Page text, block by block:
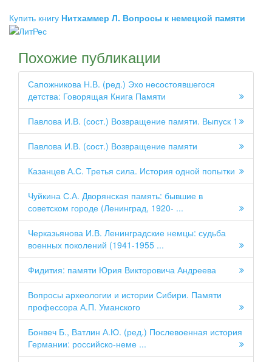
Купить книгу Нитхаммер Л. Вопросы к немецкой памяти
Похожие публикации
Сапожникова Н.В. (ред.) Эхо несостоявшегося
детства: Говорящая Книга Памяти
Павлова И.В. (сост.) Возвращение памяти. Выпуск 1
Павлова И.В. (сост.) Возвращение памяти
Казанцев А.С. Третья сила. История одной попытки
Чуйкина С.А. Дворянская память: бывшие в
советском городе (Ленинград, 1920- ...
Черказьянова И.В. Ленинградские немцы: судьба
военных поколений (1941-1955 ...
Фидития: памяти Юрия Викторовича Андреева
Вопросы археологии и истории Сибири. Памяти
профессора А.П. Уманского
Бонвеч Б., Ватлин А.Ю. (ред.) Послевоенная история
Германии: российско-неме ...